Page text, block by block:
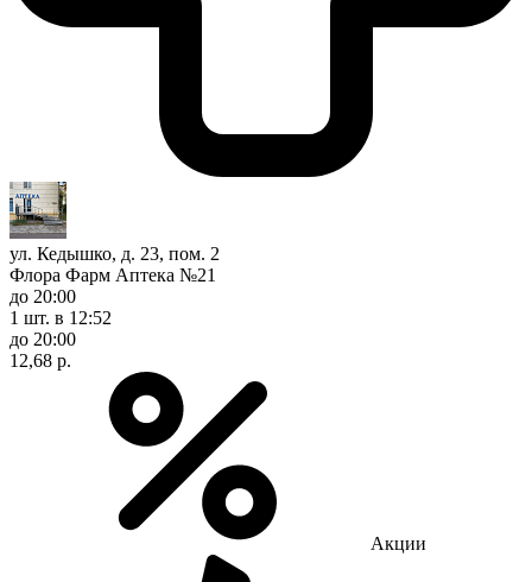
ул. Кедышко, д. 23, пом. 2
Флора Фарм Аптека №21
до 20:00
1 шт. в 12:52
до 20:00
12,68 р.
Акции